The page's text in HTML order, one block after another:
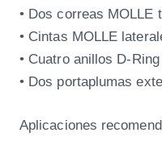
• Dos correas MOLLE
• Cintas MOLLE
• Cuatro anillos D-
• Dos portaplumas
Aplicaciones